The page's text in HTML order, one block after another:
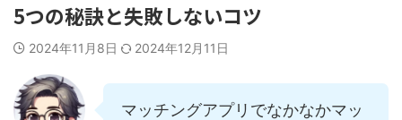
5つの秘訣と失敗しないコツ
2024年11月8日 2024年12月11日
マッチングアプリでなかなかマッ